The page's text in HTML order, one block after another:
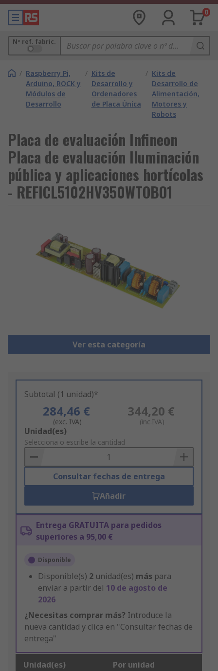
0
Nº ref. fabric.
/ Raspberry Pi,
Arduino, ROCK y
Módulos de
Desarrollo
/ Kits de
Desarrollo y
Ordenadores
de Placa Única
/ Kits de
Desarrollo de
Alimentación,
Motores y
Robots
Placa de evaluación Infineon
Placa de evaluación Iluminación
pública y aplicaciones hortícolas
- REFICL5102HV350WTOBO1
Ver esta categoría
Subtotal (1 unidad)*
284,46 €
(exc. IVA)
344,20 €
(inc.IVA)
Add
to
Basket
Unidad(es)
Selecciona o escribe la cantidad
Consultar fechas de entrega
Añadir
Entrega GRATUITA para pedidos
superiores a 95,00 €
Disponible
Disponible(s) 2 unidad(es) más para
enviar a partir del 10 de agosto de
2026
¿Necesitas comprar más? Introduce la
nueva cantidad y clica en "Consultar fechas de
entrega"
Unidad(es) Por unidad